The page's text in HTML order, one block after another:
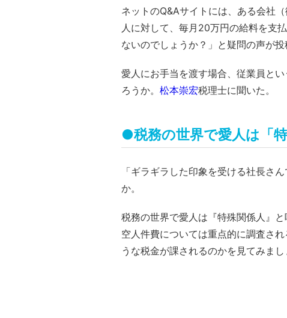
ネットのQ&Aサイトには、ある会社
人に対して、毎月20万円の給料を支
ないのでしょうか？」と疑問の声が投
愛人にお手当を渡す場合、従業員と
ろうか。 松本崇宏税理士に聞いた。
●税務の世界で愛人は「特
「ギラギラした印象を受ける社長さ
か。
税務の世界で愛人は『特殊関係人』
空人件費については重点的に調査さ
うな税金が課されるのかを見てみまし